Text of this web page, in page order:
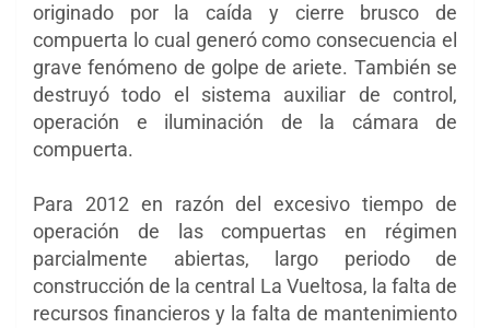
originado por la caída y cierre brusco de
compuerta lo cual generó como consecuencia el
grave fenómeno de golpe de ariete. También se
destruyó todo el sistema auxiliar de control,
operación e iluminación de la cámara de
compuerta.
Para 2012 en razón del excesivo tiempo de
operación de las compuertas en régimen
parcialmente abiertas, largo periodo de
construcción de la central La Vueltosa, la falta de
recursos financieros y la falta de mantenimiento